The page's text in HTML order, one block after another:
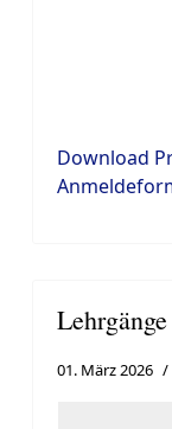
Download
01. März 2026